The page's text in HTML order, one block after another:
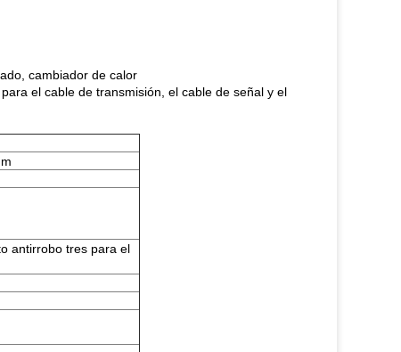
cambiador de calor
el cable de transmisión, el cable de señal y el
antirrobo tres para el